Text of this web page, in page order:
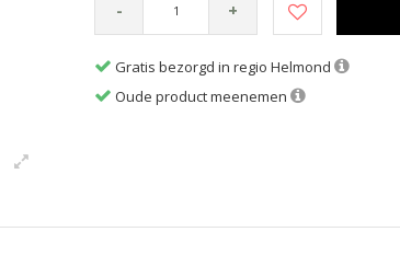
- +
Gratis bezorgd in regio Helmond
Oude product meenemen